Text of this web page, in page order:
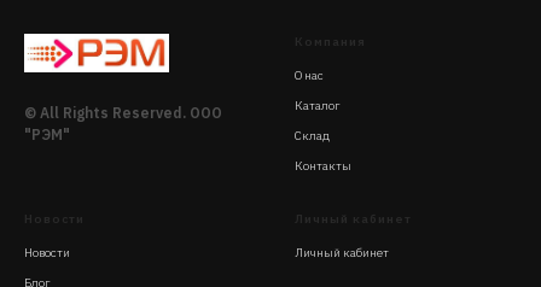
© All Rights Reserved. ООО
"РЭМ"
Компания
О нас
Каталог
Склад
Контакты
Новости
Новости
Блог
Личный кабинет
Личный кабинет